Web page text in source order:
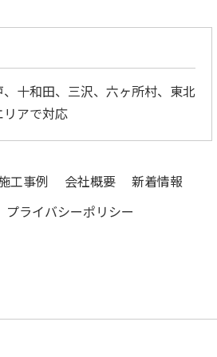
十和田、三沢、六ヶ所村、東北
アで対応
工事例 会社概要
新着情報
プライバシーポリシー